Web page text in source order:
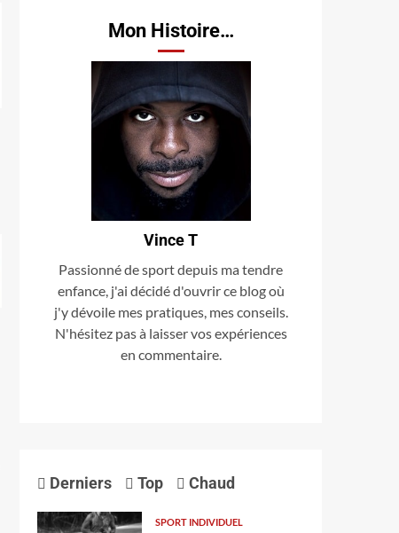
Mon Histoire…
Vince T
Passionné de sport depuis ma tendre
enfance, j'ai décidé d'ouvrir ce blog où
j'y dévoile mes pratiques, mes conseils.
N'hésitez pas à laisser vos expériences
en commentaire.
Derniers Top Chaud
SPORT INDIVIDUEL